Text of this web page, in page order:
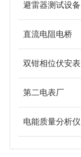
避雷器测试设备
直流电阻电桥
双钳相位伏安表
第二电表厂
电能质量分析仪